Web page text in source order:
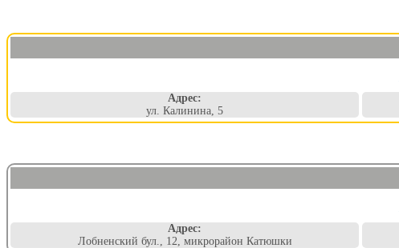
Адрес:
ул. Калинина, 5
Адрес:
Лобненский бул., 12, микрорайон Катюшки